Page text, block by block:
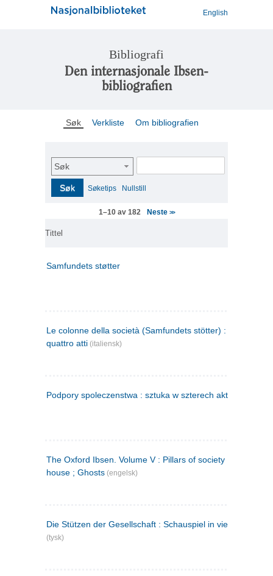
English
Bibliografi
Den internasjonale Ibsen-
bibliografien
Søk Verkliste Om bibliografien
Søk
Søk Søketips Nullstill
1–10 av 182 Neste >>
Tittel
Samfundets støtter
Le colonne della società (Samfundets stötter) : commedia
quattro atti (italiensk)
Podpory spoleczenstwa : sztuka w szterech aktach
The Oxford Ibsen. Volume V : Pillars of society ; A doll's
house ; Ghosts (engelsk)
Die Stützen der Gesellschaft : Schauspiel in vier Aufzügen
(tysk)